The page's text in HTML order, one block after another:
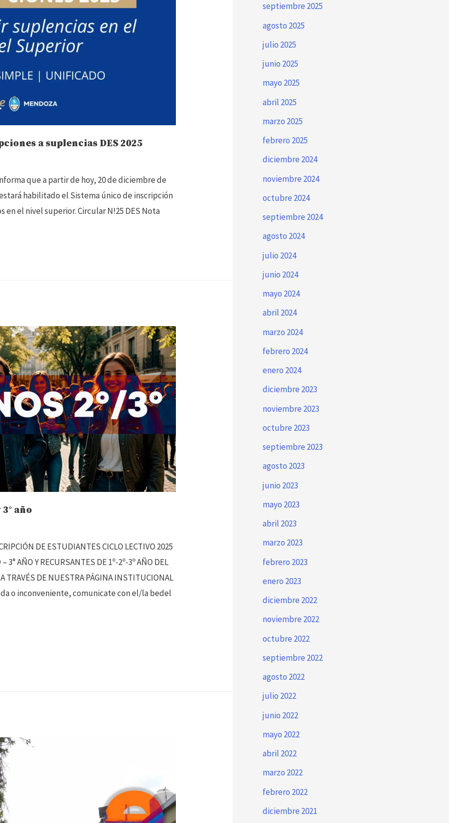
a suplencias DES 2025
que a partir de hoy, 20 de diciembre de
habilitado el Sistema único de inscripción
en el nivel superior. Circular N!25 DES Nota
año
DE ESTUDIANTES CICLO LECTIVO 2025
3° AÑO Y RECURSANTES DE 1º-2º-3º AÑO DEL
TRAVÉS DE NUESTRA PÁGINA INSTITUCIONAL
o inconveniente, comunicate con el/la bedel
septiembre 2025
agosto 2025
julio 2025
junio 2025
mayo 2025
abril 2025
marzo 2025
febrero 2025
diciembre 2024
noviembre 2024
octubre 2024
septiembre 2024
agosto 2024
julio 2024
junio 2024
mayo 2024
abril 2024
marzo 2024
febrero 2024
enero 2024
diciembre 2023
noviembre 2023
octubre 2023
septiembre 2023
agosto 2023
junio 2023
mayo 2023
abril 2023
marzo 2023
febrero 2023
enero 2023
diciembre 2022
noviembre 2022
octubre 2022
septiembre 2022
agosto 2022
julio 2022
junio 2022
mayo 2022
abril 2022
marzo 2022
febrero 2022
diciembre 2021